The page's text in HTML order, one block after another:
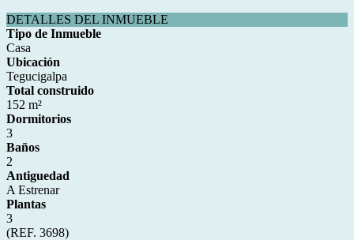
DETALLES DEL INMUEBLE
Tipo de Inmueble
Casa
Ubicación
Tegucigalpa
Total construido
152 m²
Dormitorios
3
Baños
2
Antiguedad
A Estrenar
Plantas
3
(REF. 3698)